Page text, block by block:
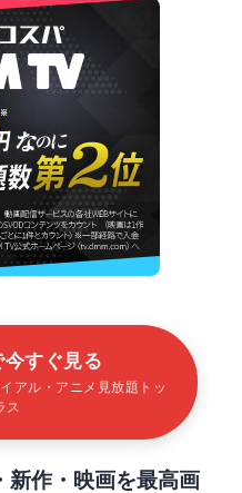
すぐ見る
アル・アニメ見放題トッ
ス
新作・映画を最高画